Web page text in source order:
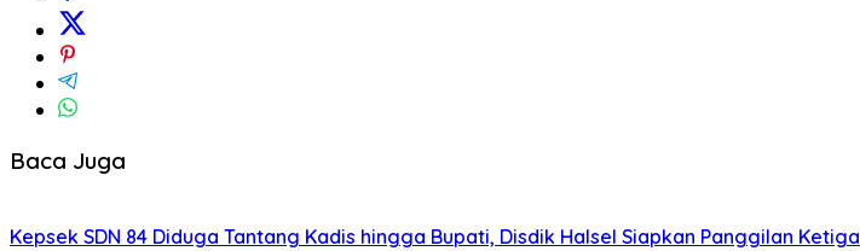
Baca Juga
Kepsek SDN 84 Diduga Tantang Kadis hingga Bupati, Disdik Halsel Siapkan Panggilan Ketiga